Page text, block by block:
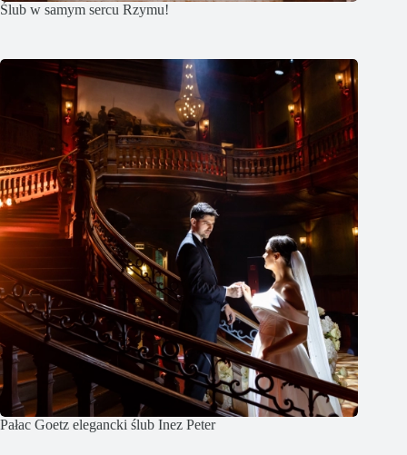
Ślub w samym sercu Rzymu!
Pałac Goetz elegancki ślub Inez Peter